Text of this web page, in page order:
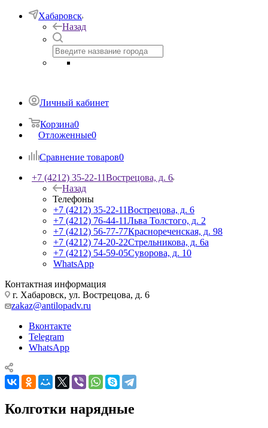
Хабаровск
Назад
Личный кабинет
Корзина0
Отложенные0
Сравнение товаров0
+7 (4212) 35-22-11Вострецова, д. 6
Назад
Телефоны
+7 (4212) 35-22-11Вострецова, д. 6
+7 (4212) 76-44-11Льва Толстого, д. 2
+7 (4212) 56-77-77Краснореченская, д. 98
+7 (4212) 74-20-22Стрельникова, д. 6а
+7 (4212) 54-59-05Суворова, д. 10
WhatsApp
Контактная информация
г. Хабаровск, ул. Вострецова, д. 6
zakaz@antilopadv.ru
Вконтакте
Telegram
WhatsApp
Колготки нарядные